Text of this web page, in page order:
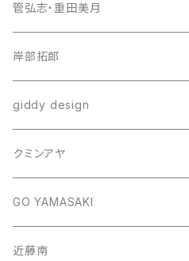
管弘志・重田美月
岸部拓郎
giddy design
クミンアヤ
GO YAMASAKI
近藤南